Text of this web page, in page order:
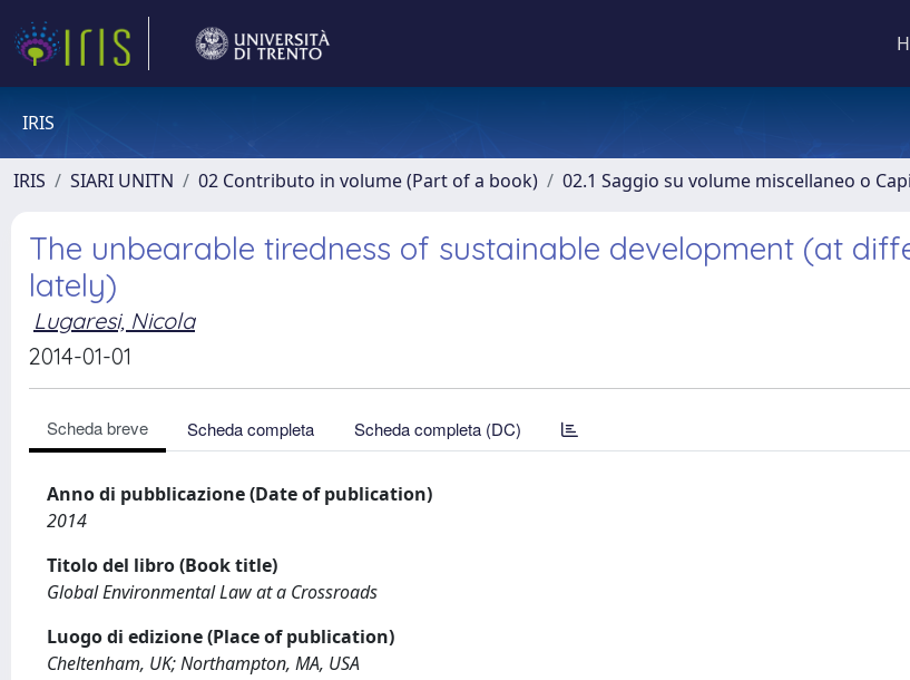
IRIS
IRIS SIARI UNITN 02 Contributo in volume (Part of a book) 02.1 Saggio su volume miscellaneo o
The unbearable tiredness of sustainable development (at
lately)
Lugaresi, Nicola
2014-01-01
Scheda breve Scheda completa Scheda completa (DC)
Anno di pubblicazione (Date of publication)
2014
Titolo del libro (Book title)
Global Environmental Law at a Crossroads
Luogo di edizione (Place of publication)
Cheltenham, UK; Northampton, MA, USA